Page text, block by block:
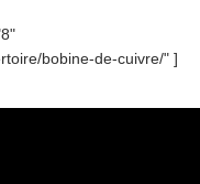
bobine-de-cuivre/" ]